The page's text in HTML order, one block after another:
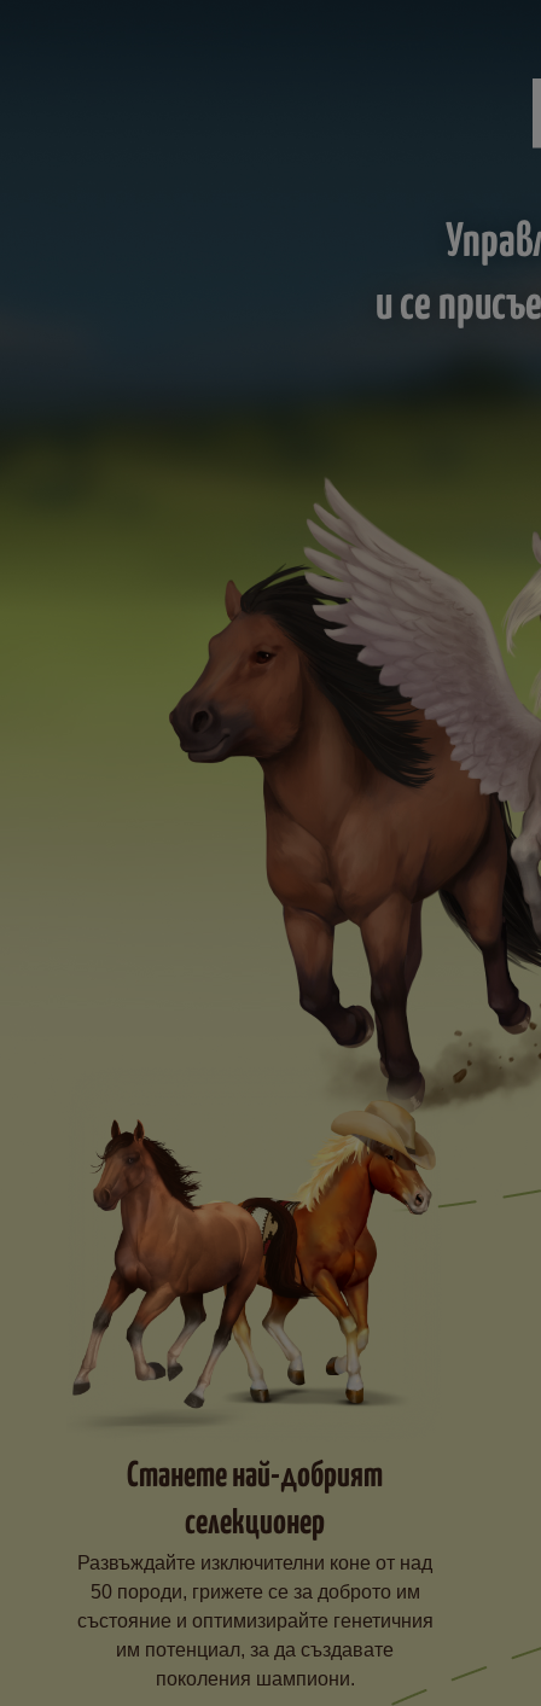
и се
Станете най-добрият
селекционер
Развъждайте изключителни коне от над
50 породи, грижете се за доброто им
състояние и оптимизирайте генетичния
им потенциал, за да създавате
поколения шампиони.